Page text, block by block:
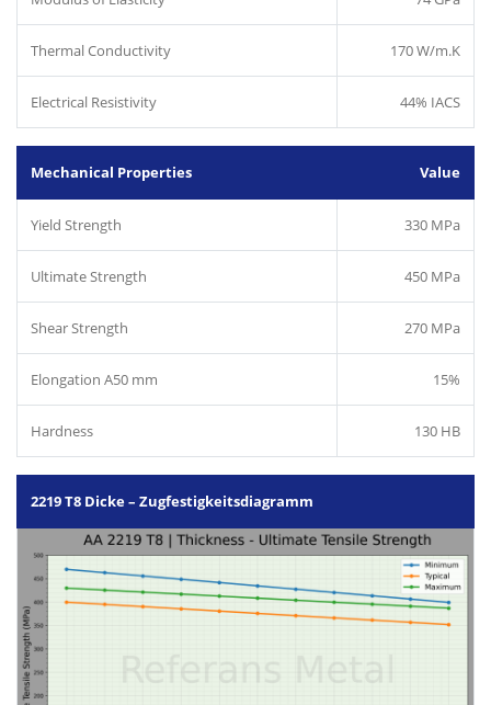
Thermal Conductivity 170 W/m.K
Electrical Resistivity 44% IACS
Mechanical Properties Value
Yield Strength 330 MPa
Ultimate Strength 450 MPa
Shear Strength 270 MPa
Elongation A50 mm 15%
Hardness 130 HB
2219 T8 Dicke – Zugfestigkeitsdiagramm